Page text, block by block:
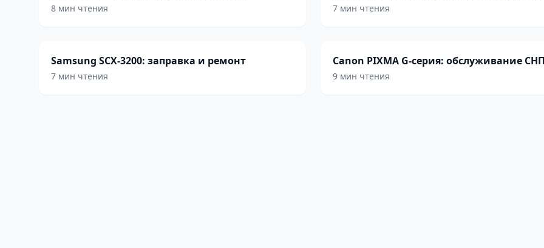
8 мин чтения 7 мин чтения
Samsung SCX-3200: заправка и ремонт
7 мин чтения
Canon PIXMA G-серия: обслуживание
9 мин чтения